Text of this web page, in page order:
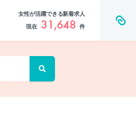
女性が活躍できる新着求人
現在 31,648 件